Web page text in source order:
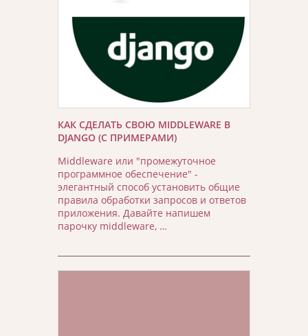
КАК СДЕЛАТЬ СВОЮ MIDDLEWARE В
DJANGO (С ПРИМЕРАМИ)
Middleware или "промежуточное
программное обеспечение" -
элегантный способ установить общие
правила обработки запросов и ответов
приложения. Давайте напишем
парочку middleware, …